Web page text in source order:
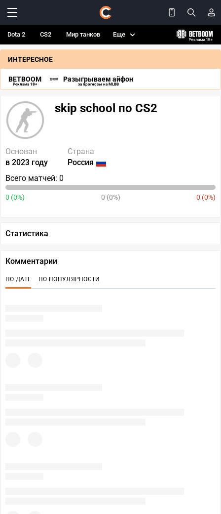
Dota 2 CS2 Мир танков Еще
ИНТЕРЕСНОЕ
BETBOOM
Реклама 18+
Разыгрываем айфон
за прогнозы на MLBB
skip school по CS2
Основан
в 2023 году
Страна
Россия
Всего матчей: 0
0 (0%) 0 (0%) 0 (0%)
Статистика
Комментарии
ПО ДАТЕ ПО ПОПУЛЯРНОСТИ